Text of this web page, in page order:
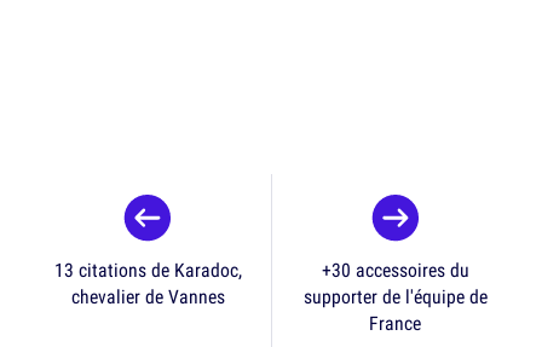
13 citations de Karadoc,
chevalier de Vannes
+30 accessoires du
supporter de l'équipe de
France